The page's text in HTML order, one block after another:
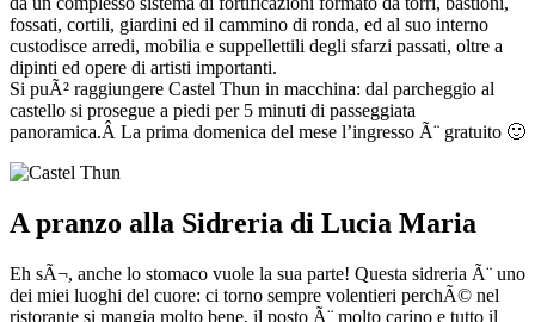
fossati, cortili, giardini ed il cammino di ronda, ed al suo interno
custodisce arredi, mobilia e suppellettili degli sfarzi passati, oltre a
dipinti ed opere di artisti importanti.
Si puÃ² raggiungere Castel Thun in macchina: dal parcheggio al
castello si prosegue a piedi per 5 minuti di passeggiata
panoramica.Â La prima domenica del mese l’ingresso Ã¨ gratuito 🙂
A pranzo alla Sidreria di Lucia Maria
Eh sÃ¬, anche lo stomaco vuole la sua parte! Questa sidreria Ã¨ uno
dei miei luoghi del cuore: ci torno sempre volentieri perchÃ© nel
ristorante si mangia molto bene, il posto Ã¨ molto carino e tutto il